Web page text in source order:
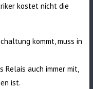
kostet nicht die
kommt, muss in
Relais auch immer mit,
ist.